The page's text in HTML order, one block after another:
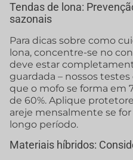
Tendas de lona:
sazonais
Para dicas sobre como
lona, concentre-se no
deve estar
guardada – nossos
que o mofo se forma em
de 60%. Aplique
areje mensalmente se
longo período.
Materiais híbridos: